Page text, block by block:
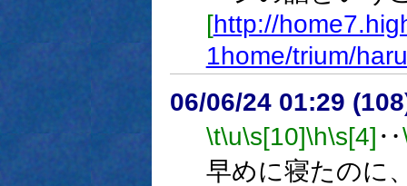
[http://
1home/trium/
06/06/24 01:29
\t\u\s[10]\h\s[4] ‥
早めに寝たのに